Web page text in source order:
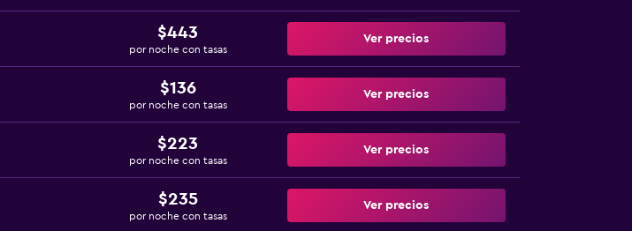
$443
por noche con tasas
Ver precios
$136
por noche con tasas
Ver precios
$223
por noche con tasas
Ver precios
$235
por noche con tasas
Ver precios